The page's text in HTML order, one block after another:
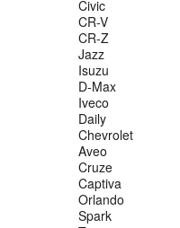
Civic
CR-V
CR-Z
Jazz
Isuzu
D-Max
Iveco
Daily
Chevrolet
Aveo
Cruze
Captiva
Orlando
Spark